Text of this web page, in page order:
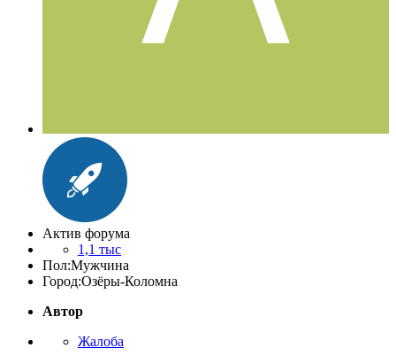
Актив форума
1,1 тыс
Пол:Мужчина
Город:Озёры-Коломна
Автор
Жалоба